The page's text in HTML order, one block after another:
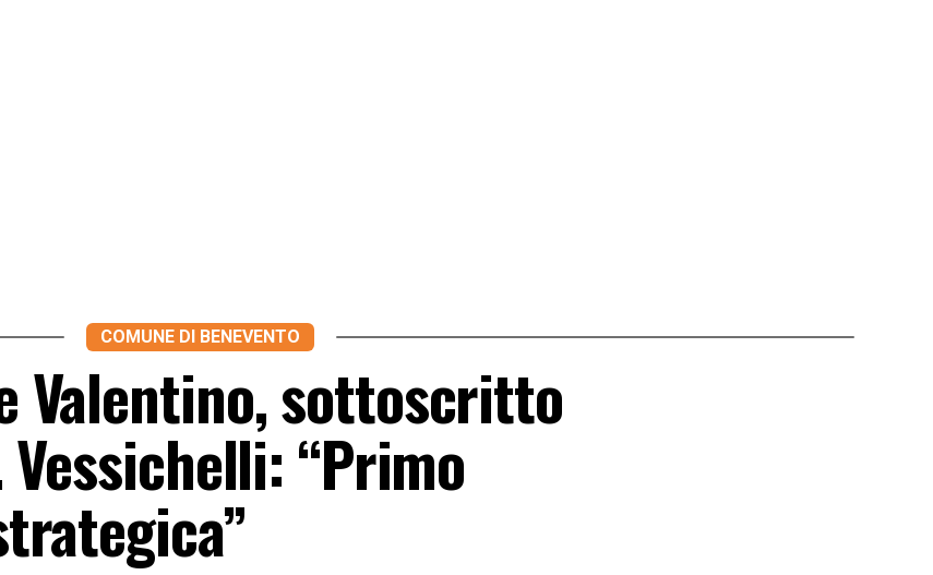
COMUNE DI BENEVENTO
Valentino, sottoscritto
“Primo